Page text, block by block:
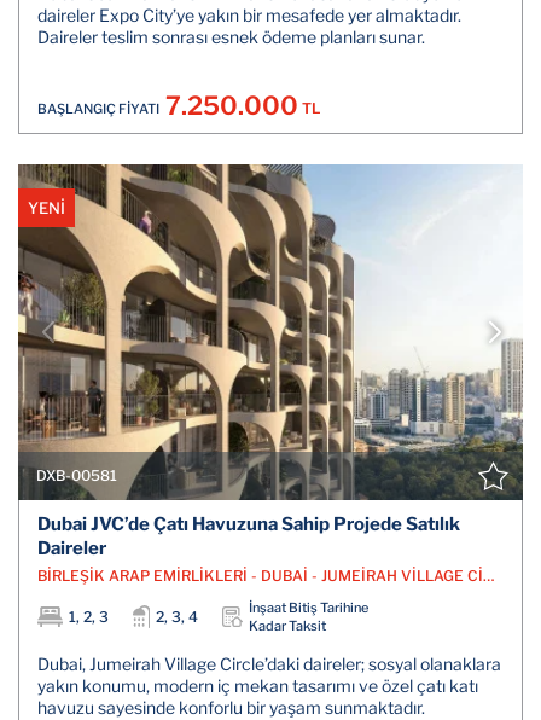
daireler Expo City’ye yakın bir mesafede yer almaktadır.
Daireler teslim sonrası esnek ödeme planları sunar.
BAŞLANGIÇ FİYATI 7.250.000 TL
YENİ
DXB-00581
Dubai JVC’de Çatı Havuzuna Sahip Projede Satılık
Daireler
BİRLEŞİK ARAP EMİRLİKLERİ - DUBAİ - JUMEİRAH VİLLAGE CİRCLE
1, 2, 3 2, 3, 4
İnşaat Bitiş Tarihine
Kadar Taksit
Dubai, Jumeirah Village Circle’daki daireler; sosyal olanaklara
yakın konumu, modern iç mekan tasarımı ve özel çatı katı
havuzu sayesinde konforlu bir yaşam sunmaktadır.